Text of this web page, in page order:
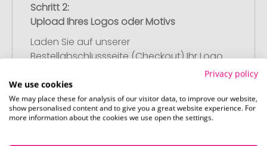
Schritt 2:
Upload Ihres Logos oder Motivs
Laden Sie auf unserer
Bestellabschlussseite (Checkout) Ihr Logo
oder Motiv hoch und schließen Sie Ihre
Bestellung ab. Falls Sie gerade keine
passende Datei zur Verfügung haben,
können Sie diese gerne später
Privacy policy
We use cookies
We may place these for analysis of our visitor data, to improve our website,
show personalised content and to give you a great website experience. For
more information about the cookies we use open the settings.